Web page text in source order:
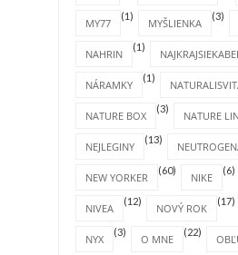
MY77
(1)
MYŠLIENKA
(3)
NAHRIN
(1)
NÁRAMKY
(1)
NATURE BOX
(3)
NATURE
NEJLEGINY
(13)
NEW YORKER
(60)
NIKE
(6)
NIVEA
(12)
NOVÝ ROK
(17)
NYX
(3)
O MNE
(22)